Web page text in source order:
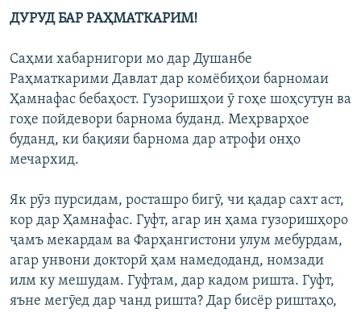
ДУРУД БАР РАҲМАТКАРИМ!
Саҳми хабарнигори мо дар Душанбе
Раҳматкарими Давлат дар комёбиҳои барномаи
Ҳамнафас бебаҳост. Гузоришҳои ӯ гоҳе шоҳсутун ва
гоҳе пойдевори барнома буданд. Меҳрварҳое
буданд, ки бақияи барнома дар атрофи онҳо
мечархид.
Як рӯз пурсидам, росташро бигӯ, чи қадар сахт аст,
кор дар Ҳамнафас. Гуфт, агар ин ҳама гузоришҳоро
ҷамъ мекардам ва Фарҳангистони улум мебурдам,
агар унвони докторӣ ҳам намедоданд, номзади
илм ку мешудам. Гуфтам, дар кадом ришта. Гуфт,
яъне мегӯед дар чанд ришта? Дар бисёр риштаҳо,